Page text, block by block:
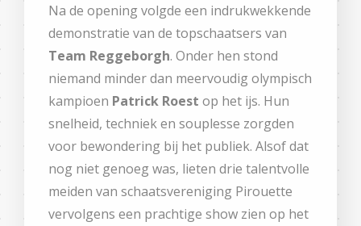
Na de opening volgde een indrukwekkende
demonstratie van de topschaatsers van
Team Reggeborgh. Onder hen stond
niemand minder dan meervoudig olympisch
kampioen Patrick Roest op het ijs. Hun
snelheid, techniek en souplesse zorgden
voor bewondering bij het publiek. Alsof dat
nog niet genoeg was, lieten drie talentvolle
meiden van schaatsvereniging Pirouette
vervolgens een prachtige show zien op het